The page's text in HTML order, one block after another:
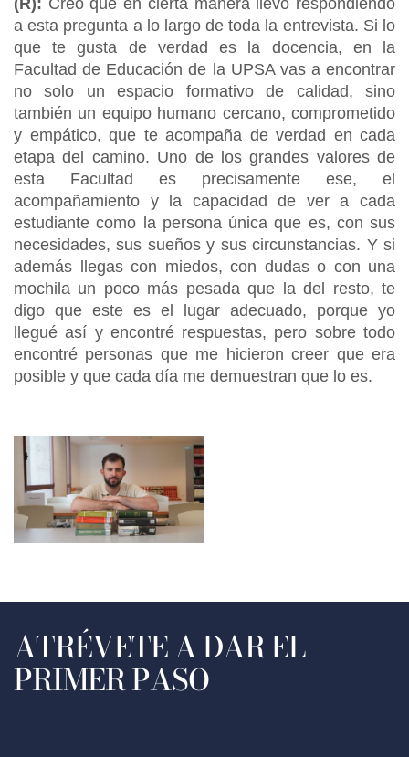
(R): Creo que en cierta manera llevo respondiendo
a esta pregunta a lo largo de toda la entrevista. Si lo
que te gusta de verdad es la docencia, en la
Facultad de Educación de la UPSA vas a encontrar
no solo un espacio formativo de calidad, sino
también un equipo humano cercano, comprometido
y empático, que te acompaña de verdad en cada
etapa del camino. Uno de los grandes valores de
esta Facultad es precisamente ese, el
acompañamiento y la capacidad de ver a cada
estudiante como la persona única que es, con sus
necesidades, sus sueños y sus circunstancias. Y si
además llegas con miedos, con dudas o con una
mochila un poco más pesada que la del resto, te
digo que este es el lugar adecuado, porque yo
llegué así y encontré respuestas, pero sobre todo
encontré personas que me hicieron creer que era
posible y que cada día me demuestran que lo es.
ATRÉVETE A DAR EL
PRIMER PASO